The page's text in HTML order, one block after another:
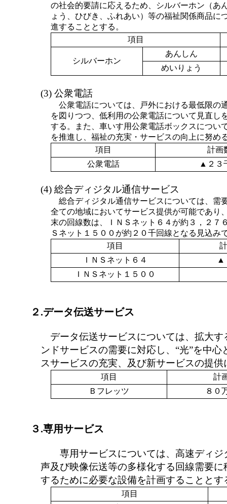
の社会的要請に応えるため、シルバーホン（あ
ょう、ひびき、ふれあい）等の福祉関係商品に
進することとする。
項目
シルバーホン
あんしん
めいりょう
(3) 公衆電話
公衆電話については、戸外における最低限の
を図りつつ、低利用の公衆電話について見直し
する。また、車いす用公衆電話ボックスについ
を推進し、福祉の充実・サービスの向上に努め
項目
計画
公衆電話
▲２３
(4) 総合ディジタル通信サービス
総合ディジタル通信サービスについては、需
全ての地域においてサービス提供が可能であり
末の回線数は、ＩＮＳネット６４が約３，２７
Ｓネット１５００が約２０千回線となる見込み
項目
ＩＮＳネット６４
▲
ＩＮＳネット１５００
２.データ伝送サービス
データ伝送サービスについては、拡大す
ンドサービスの需要に対応し、“光”を中心
スサービスの充実、及び新サービスの提供
項目
計
Ｂフレッツ
８０
３.専用サービス
専用サービスについては、高速ディジ
声及び映像伝送等の多様化する回線需要に
するために必要な設備を計画することとす
項目